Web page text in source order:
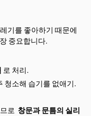
기를 좋아하기 때문에
중요합니다.
로 처리.
청소해 습기를 없애기.
로 창문과 문틈의 실리